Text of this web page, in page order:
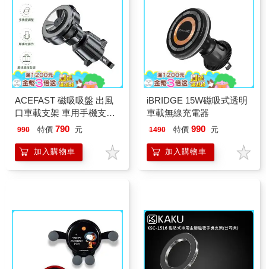
ACEFAST 磁吸吸盤 出風
口車載支架 車用手機支架
D22
990 特價 790 元
加入購物車
iBRIDGE 15W磁吸式透明
車載無線充電器
1490 特價 990 元
加入購物車